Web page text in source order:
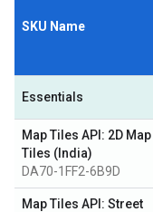
SKU Name
Essentials
Map Tiles API: 2D Map
Tiles (India)
DA70-1FF2-6B9D
Map Tiles API: Street